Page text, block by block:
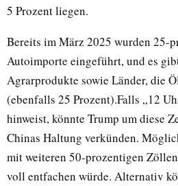
5 Prozent liegen.
Bereits im März 2025 wurden 25-
Autoimporte eingeführt, und es
Agrarprodukte sowie Länder, die
(ebenfalls 25 Prozent).Falls „12
hinweist, könnte Trump um diese
Chinas Haltung verkünden.
mit weiteren 50-prozentigen
voll entfachen würde. Alternativ